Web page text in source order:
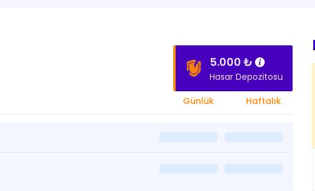
5.000 ₺
Hasar Depozitosu
Günlük Haftalık